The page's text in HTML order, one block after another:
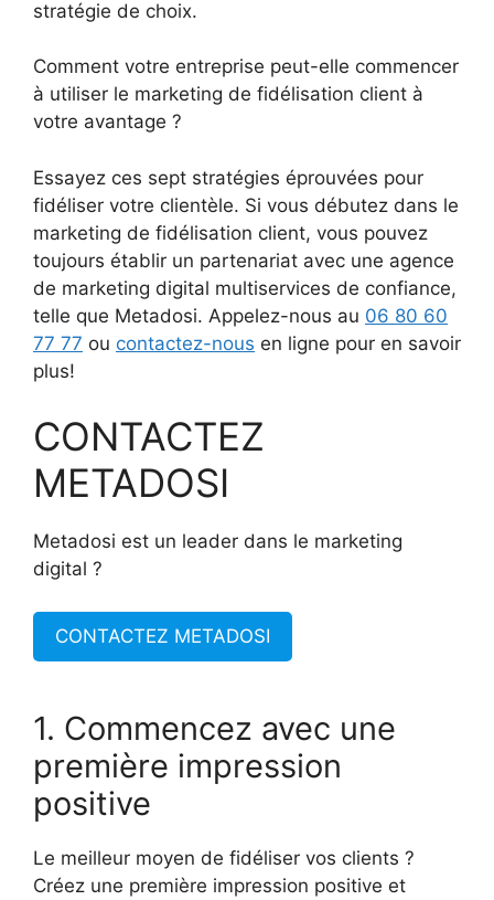
stratégie de choix.
Comment votre entreprise peut-elle commencer
à utiliser le marketing de fidélisation client à
votre avantage ?
Essayez ces sept stratégies éprouvées pour
fidéliser votre clientèle. Si vous débutez dans le
marketing de fidélisation client, vous pouvez
toujours établir un partenariat avec une agence
de marketing digital multiservices de confiance,
telle que Metadosi. Appelez-nous au 06 80 60
77 77 ou contactez-nous en ligne pour en savoir
plus!
CONTACTEZ
METADOSI
Metadosi est un leader dans le marketing
digital ?
CONTACTEZ METADOSI
1. Commencez avec une
première impression
positive
Le meilleur moyen de fidéliser vos clients ?
Créez une première impression positive et